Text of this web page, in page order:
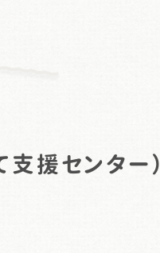
援センター）